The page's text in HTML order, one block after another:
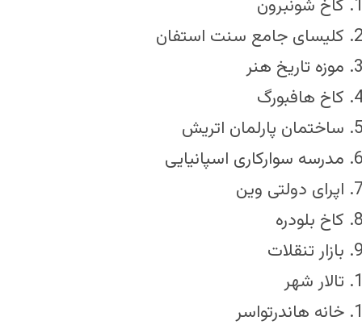
کاخ شونبرون
کلیسای جامع سنت استفان
موزه تاریخ هنر
کاخ هافبورگ
ساختمان پارلمان اتریش
مدرسه سوارکاری اسپانیایی
اپرای دولتی وین
کاخ بلودره
بازار تنقلات
تالار شهر
خانه هاندرتواسر